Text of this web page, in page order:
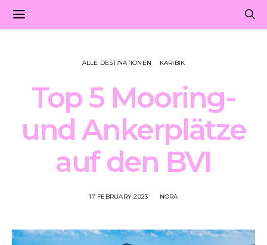
ALLE DESTINATIONEN KARIBIK
Top 5 Mooring-
und Ankerplätze
auf den BVI
17 FEBRUARY 2023 NORA